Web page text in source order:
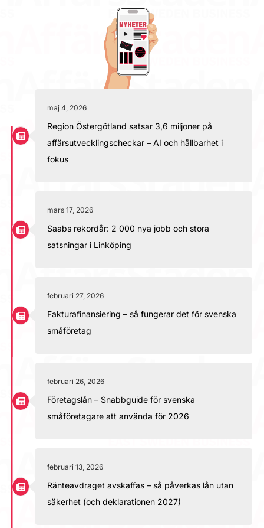
maj 4, 2026
Region Östergötland satsar 3,6 miljoner på
affärsutvecklingscheckar – AI och hållbarhet i
fokus
mars 17, 2026
Saabs rekordår: 2 000 nya jobb och stora
satsningar i Linköping
februari 27, 2026
Fakturafinansiering – så fungerar det för svenska
småföretag
februari 26, 2026
Företagslån – Snabbguide för svenska
småföretagare att använda för 2026
februari 13, 2026
Ränteavdraget avskaffas – så påverkas lån utan
säkerhet (och deklarationen 2027)